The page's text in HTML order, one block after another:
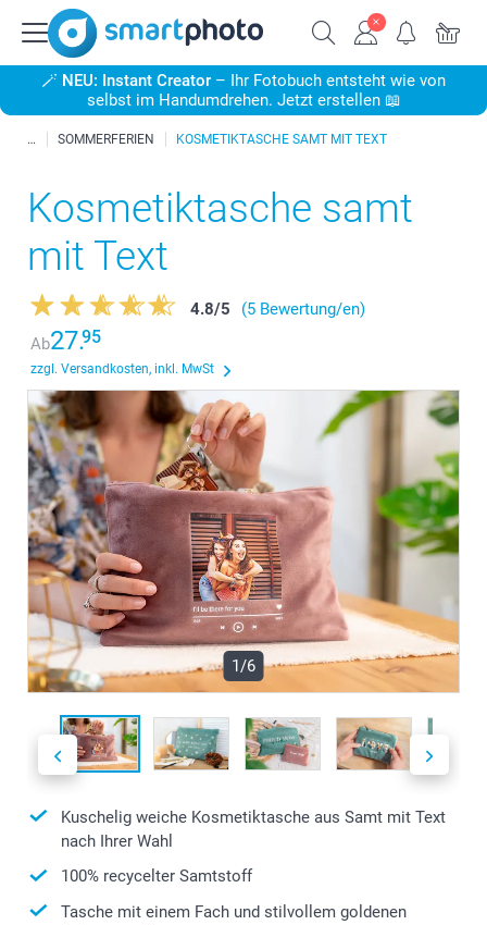
🪄 NEU: Instant Creator – Ihr Fotobuch entsteht wie von
selbst im Handumdrehen. Jetzt erstellen 📖
SOMMERFERIEN KOSMETIKTASCHE SAMT MIT TEXT
Kosmetiktasche samt
mit Text
4.8/5
(5 Bewertung/en)
Ab27.95
zzgl. Versandkosten, inkl. MwSt
1/6
Kuschelig weiche Kosmetiktasche aus Samt mit Text
nach Ihrer Wahl
100% recycelter Samtstoff
Tasche mit einem Fach und stilvollem goldenen